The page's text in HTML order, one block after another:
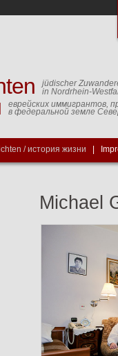
jüdischer
in Nordrhein-
еврейских иммигрантов,
в федеральной земле
/ история жизни
Michael